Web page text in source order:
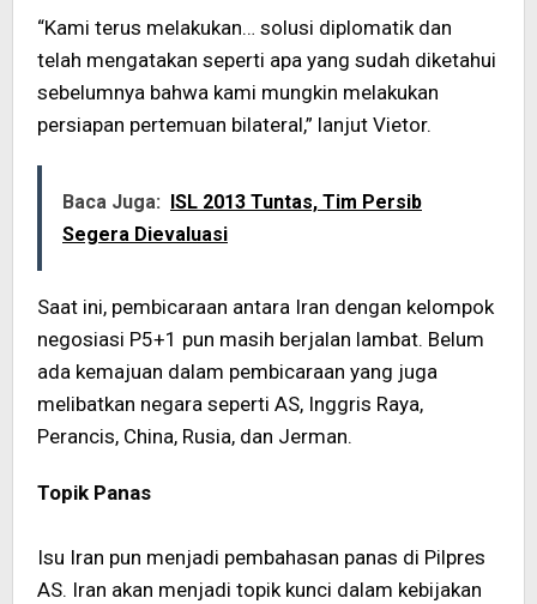
“Kami terus melakukan… solusi diplomatik dan
telah mengatakan seperti apa yang sudah diketahui
sebelumnya bahwa kami mungkin melakukan
persiapan pertemuan bilateral,” lanjut Vietor.
Baca Juga: ISL 2013 Tuntas, Tim Persib
Segera Dievaluasi
Saat ini, pembicaraan antara Iran dengan kelompok
negosiasi P5+1 pun masih berjalan lambat. Belum
ada kemajuan dalam pembicaraan yang juga
melibatkan negara seperti AS, Inggris Raya,
Perancis, China, Rusia, dan Jerman.
Topik Panas
Isu Iran pun menjadi pembahasan panas di Pilpres
AS. Iran akan menjadi topik kunci dalam kebijakan